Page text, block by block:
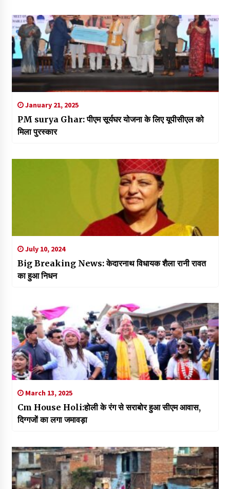
January 21, 2025
PM surya Ghar: पीएम सूर्यघर योजना के लिए यूपीसीएल को
मिला पुरस्कार
July 10, 2024
Big Breaking News: केदारनाथ विधायक शैला रानी रावत
का हुआ निधन
March 13, 2025
Cm House Holi:होली के रंग से सराबोर हुआ सीएम आवास,
दिग्गजों का लगा जमावड़ा